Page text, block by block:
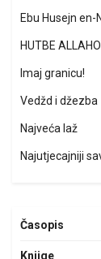
Ebu Husejn
HUTBE
Imaj granicu!
Vedžd i džezba
Najveća laž
Najutjecajniji
Časopis
Knjige